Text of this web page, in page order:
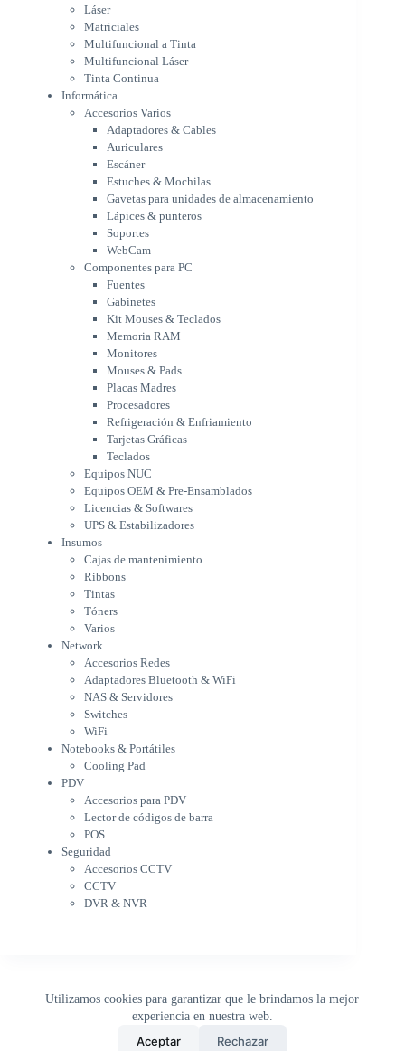
Utilizamos cookies para garantizar que le brindamos la mejor
experiencia en nuestra web.
Aceptar Rechazar
Adaptadores & Cables
Auriculares
Escáner
Estuches & Mochilas
Gavetas para unidades de
almacenamiento
Lápices & punteros
Soportes
WebCam
Componentes para PC
Fuentes
Gabinetes
Kit Mouses & Teclados
Memoria RAM
Monitores
Mouses & Pads
Placas Madres
Procesadores
Refrigeración & Enfriamiento
Tarjetas Gráficas
Teclados
Equipos NUC
Equipos OEM & Pre-Ensamblados
Licencias & Softwares
UPS & Estabilizadores
Insumos
Cajas de mantenimiento
Ribbons
Tintas
Tóners
Varios
Network
Accesorios Redes
Adaptadores Bluetooth & WiFi
NAS & Servidores
Switches
WiFi
Notebooks & Portátiles
Cargador para notebook
Cooling Pad
PDV
Accesorios para PDV
Lector de códigos de barra
POS
Seguridad
Accesorios CCTV
CCTV
DVR & NVR
Sin categorizar
Láser
Matriciales
Multifuncional a Tinta
Multifuncional Láser
Tinta Continua
Informática
Accesorios Varios
Adaptadores & Cables
Auriculares
Escáner
Estuches & Mochilas
Gavetas para unidades de almacenamiento
Lápices & punteros
Soportes
WebCam
Componentes para PC
Fuentes
Gabinetes
Kit Mouses & Teclados
Memoria RAM
Monitores
Mouses & Pads
Placas Madres
Procesadores
Refrigeración & Enfriamiento
Tarjetas Gráficas
Teclados
Equipos NUC
Equipos OEM & Pre-Ensamblados
Licencias & Softwares
UPS & Estabilizadores
Insumos
Cajas de mantenimiento
Ribbons
Tintas
Tóners
Varios
Network
Accesorios Redes
Adaptadores Bluetooth & WiFi
NAS & Servidores
Switches
WiFi
Notebooks & Portátiles
Cooling Pad
PDV
Accesorios para PDV
Lector de códigos de barra
POS
Seguridad
Accesorios CCTV
CCTV
DVR & NVR